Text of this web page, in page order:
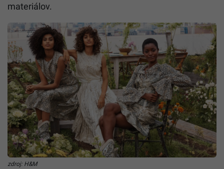
materiálov.
zdroj: H&M